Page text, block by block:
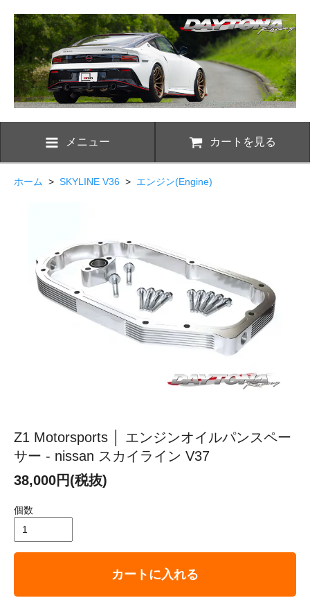
メニュー カートを見る
ホーム > SKYLINE V36 > エンジン(Engine)
Z1 Motorsports │ エンジンオイルパンスペー
サー - nissan スカイライン V37
38,000円(税抜)
個数
カートに入れる